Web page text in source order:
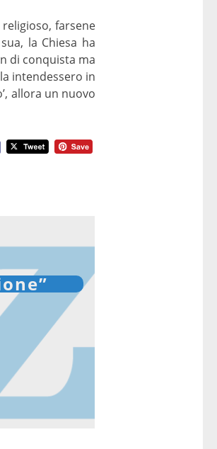
farsene
la Chiesa ha
di conquista ma
intendessero in
allora un nuovo